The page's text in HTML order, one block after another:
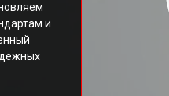
и